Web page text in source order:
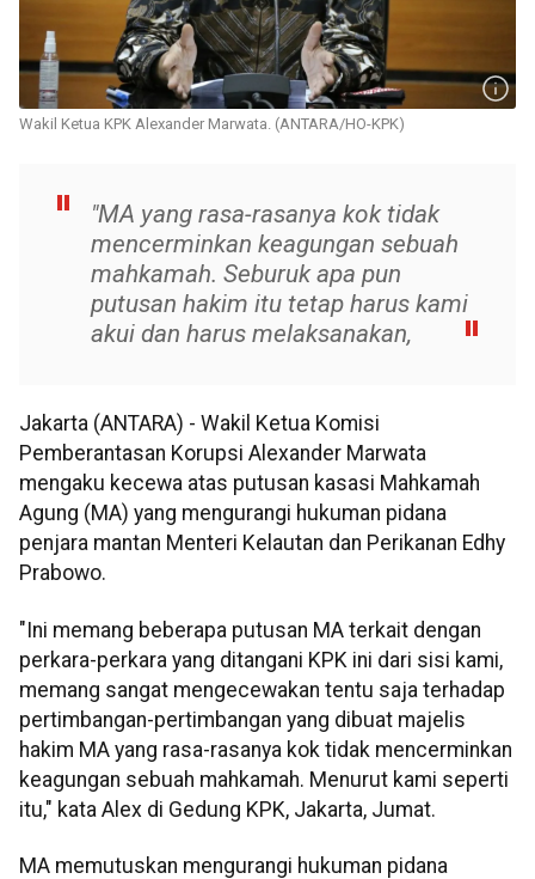
Wakil Ketua KPK Alexander Marwata. (ANTARA/HO-KPK)
"MA yang rasa-rasanya kok tidak
mencerminkan keagungan sebuah
mahkamah. Seburuk apa pun
putusan hakim itu tetap harus kami
akui dan harus melaksanakan,
Jakarta (ANTARA) - Wakil Ketua Komisi
Pemberantasan Korupsi Alexander Marwata
mengaku kecewa atas putusan kasasi Mahkamah
Agung (MA) yang mengurangi hukuman pidana
penjara mantan Menteri Kelautan dan Perikanan Edhy
Prabowo.
"Ini memang beberapa putusan MA terkait dengan
perkara-perkara yang ditangani KPK ini dari sisi kami,
memang sangat mengecewakan tentu saja terhadap
pertimbangan-pertimbangan yang dibuat majelis
hakim MA yang rasa-rasanya kok tidak mencerminkan
keagungan sebuah mahkamah. Menurut kami seperti
itu," kata Alex di Gedung KPK, Jakarta, Jumat.
MA memutuskan mengurangi hukuman pidana